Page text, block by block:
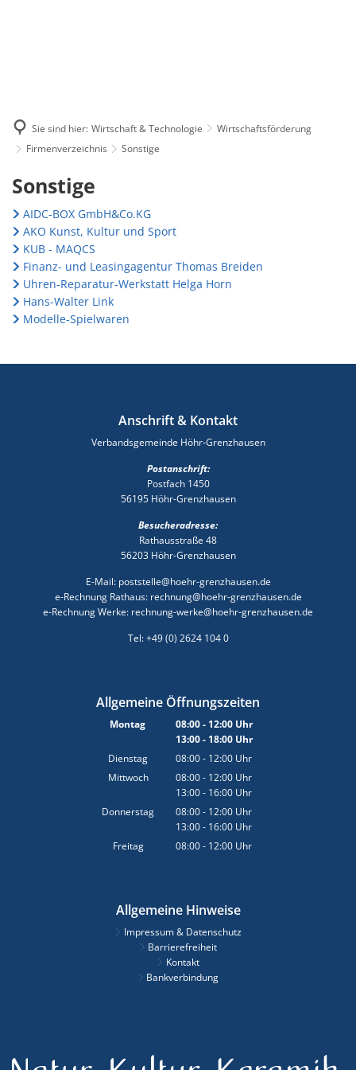
Sie sind hier: Wirtschaft & Technologie
Wirtschaftsförderung
Firmenverzeichnis
Sonstige
Sonstige
Sonstige
AIDC-BOX GmbH&Co.KG
AKO Kunst, Kultur und Sport
KUB - MAQCS
Finanz- und Leasingagentur Thomas Breiden
Uhren-Reparatur-Werkstatt Helga Horn
Hans-Walter Link
Modelle-Spielwaren
Anschrift & Kontakt
Verbandsgemeinde Höhr-Grenzhausen
Postanschrift:
Postfach 1450
56195 Höhr-Grenzhausen
Besucheradresse:
Rathausstraße 48
56203 Höhr-Grenzhausen
E-Mail: poststelle@hoehr-grenzhausen.de
e-Rechnung Rathaus: rechnung@hoehr-grenzhausen.de
e-Rechnung Werke: rechnung-werke@hoehr-grenzhausen.de
Tel: +49 (0) 2624 104 0
Allgemeine Öffnungszeiten
Montag 08:00- 12:00Uhr
Von 08:00 bis 12:00 Uhr
13:00- 18:00Uhr
Von 13:00 bis 18:00 Uhr
Dienstag 08:00- 12:00 Uhr
Von 08:00 bis 12:00 Uhr
Mittwoch 08:00- 12:00 Uhr
Von 08:00 bis 12:00 Uhr
13:00- 16:00 Uhr
Von 13:00 bis 16:00 Uhr
Donnerstag 08:00- 12:00 Uhr
Von 08:00 bis 12:00 Uhr
13:00- 16:00 Uhr
Von 13:00 bis 16:00 Uhr
Freitag 08:00- 12:00 Uhr
Allgemeine Hinweise
Impressum & Datenschutz
Barrierefreiheit
Kontakt
Bankverbindung